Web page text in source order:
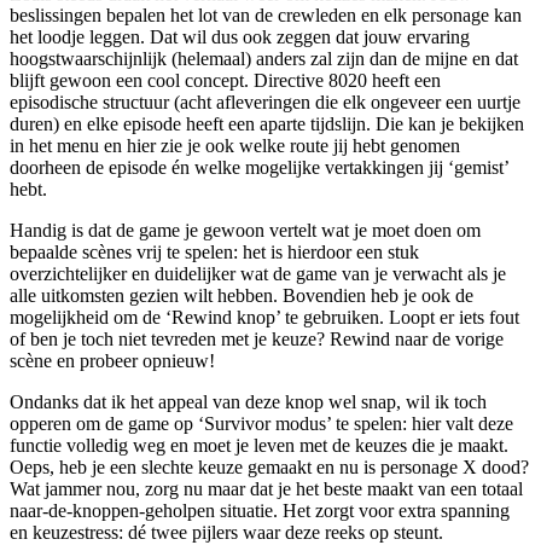
beslissingen bepalen het lot van de crewleden en elk personage kan
het loodje leggen. Dat wil dus ook zeggen dat jouw ervaring
hoogstwaarschijnlijk (helemaal) anders zal zijn dan de mijne en dat
blijft gewoon een cool concept. Directive 8020 heeft een
episodische structuur (acht afleveringen die elk ongeveer een uurtje
duren) en elke episode heeft een aparte tijdslijn. Die kan je bekijken
in het menu en hier zie je ook welke route jij hebt genomen
doorheen de episode én welke mogelijke vertakkingen jij ‘gemist’
hebt.
Handig is dat de game je gewoon vertelt wat je moet doen om
bepaalde scènes vrij te spelen: het is hierdoor een stuk
overzichtelijker en duidelijker wat de game van je verwacht als je
alle uitkomsten gezien wilt hebben. Bovendien heb je ook de
mogelijkheid om de ‘Rewind knop’ te gebruiken. Loopt er iets fout
of ben je toch niet tevreden met je keuze? Rewind naar de vorige
scène en probeer opnieuw!
Ondanks dat ik het appeal van deze knop wel snap, wil ik toch
opperen om de game op ‘Survivor modus’ te spelen: hier valt deze
functie volledig weg en moet je leven met de keuzes die je maakt.
Oeps, heb je een slechte keuze gemaakt en nu is personage X dood?
Wat jammer nou, zorg nu maar dat je het beste maakt van een totaal
naar-de-knoppen-geholpen situatie. Het zorgt voor extra spanning
en keuzestress: dé twee pijlers waar deze reeks op steunt.